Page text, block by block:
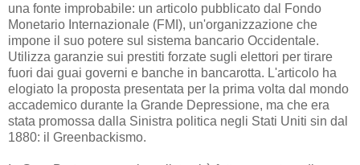
una fonte improbabile: un articolo pubblicato dal Fondo
Monetario Internazionale (FMI), un'organizzazione che
impone il suo potere sul sistema bancario Occidentale.
Utilizza garanzie sui prestiti forzate sugli elettori per tirare
fuori dai guai governi e banche in bancarotta. L'articolo ha
elogiato la proposta presentata per la prima volta dal mondo
accademico durante la Grande Depressione, ma che era
stata promossa dalla Sinistra politica negli Stati Uniti sin dal
1880: il Greenbackismo.